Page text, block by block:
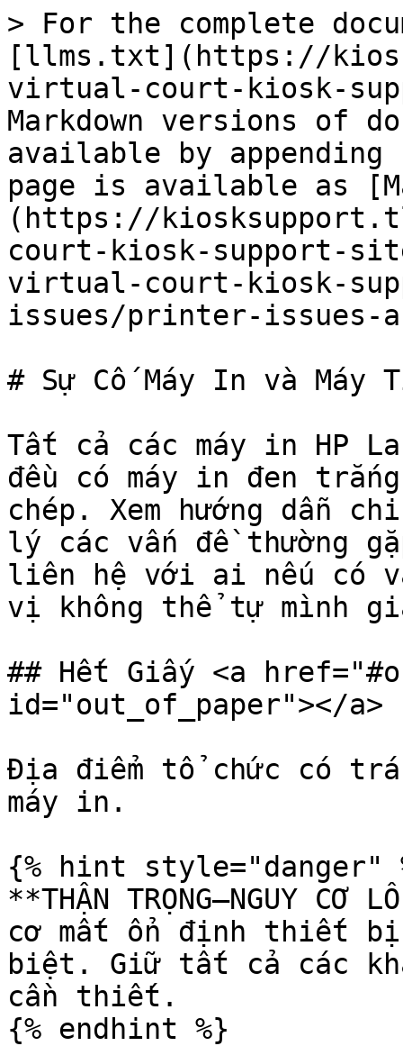
> For the complete
[llms.txt](https://
virtual-court-kiosk-
Markdown versions of
available by
page is available as
(https://
court-kiosk-support-
virtual-court-kiosk-
issues/printer-issues-
# Sự Cố Máy In và Máy
Tất cả các máy in HP
đều có máy in đen
chép. Xem hướng dẫn
lý các vấn đề thường
liên hệ với ai nếu có
vị không thể tự mình
## Hết Giấy <a
id="out_of_paper"></a>
Địa điểm tổ chức có
máy in.
{% hint style="danger"
**THẬN TRỌNG—NGUY
cơ mất ổn định thiết
biệt. Giữ tất cả các
cần thiết.
{% endhint %}